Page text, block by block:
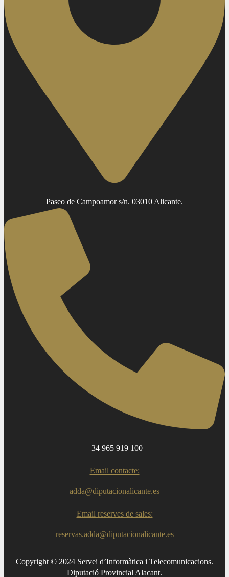
Paseo de Campoamor s/n. 03010 Alicante.
+34 965 919 100
Email contacte:
adda@diputacionalicante.es
Email reserves de sales:
reservas.adda@diputacionalicante.es
Copyright © 2024 Servei d’Informàtica i Telecomunicacions.
Diputació Provincial Alacant.